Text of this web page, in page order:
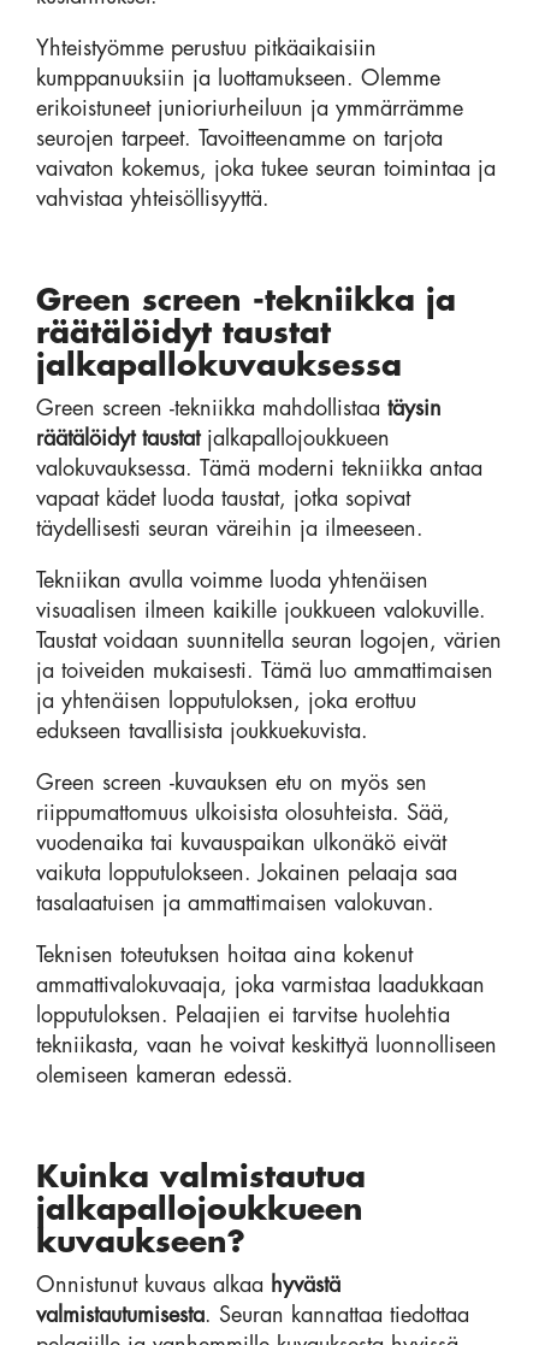
Yhteistyömme perustuu pitkäaikaisiin
kumppanuuksiin ja luottamukseen. Olemme
erikoistuneet junioriurheiluun ja ymmärrämme
seurojen tarpeet. Tavoitteenamme on tarjota
vaivaton kokemus, joka tukee seuran toimintaa ja
vahvistaa yhteisöllisyyttä.
Green screen -tekniikka ja
räätälöidyt taustat
jalkapallokuvauksessa
Green screen -tekniikka mahdollistaa täysin
räätälöidyt taustatjalkapallojoukkueen
valokuvauksessa. Tämä moderni tekniikka antaa
vapaat kädet luoda taustat, jotka sopivat
täydellisesti seuran väreihin ja ilmeeseen.
Tekniikan avulla voimme luoda yhtenäisen
visuaalisen ilmeen kaikille joukkueen valokuville.
Taustat voidaan suunnitella seuran logojen, värien
ja toiveiden mukaisesti. Tämä luo ammattimaisen
ja yhtenäisen lopputuloksen, joka erottuu
edukseen tavallisista joukkuekuvista.
Green screen -kuvauksen etu on myös sen
riippumattomuus ulkoisista olosuhteista. Sää,
vuodenaika tai kuvauspaikan ulkonäkö eivät
vaikuta lopputulokseen. Jokainen pelaaja saa
tasalaatuisen ja ammattimaisen valokuvan.
Teknisen toteutuksen hoitaa aina kokenut
ammattivalokuvaaja, joka varmistaa laadukkaan
lopputuloksen. Pelaajien ei tarvitse huolehtia
tekniikasta, vaan he voivat keskittyä luonnolliseen
olemiseen kameran edessä.
Kuinka valmistautua
jalkapallojoukkueen
kuvaukseen?
Onnistunut kuvaus alkaa hyvästä
valmistautumisesta. Seuran kannattaa tiedottaa